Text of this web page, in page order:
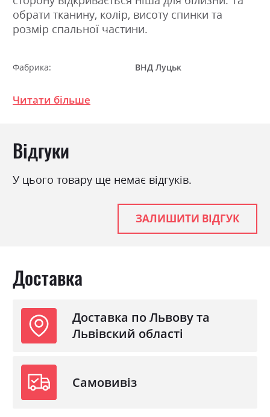
обрати тканину, колір, висоту спинки та
розмір спальної частини.
Фабрика:
ВНД Луцьк
спальне місце
Особливість
Розкладний
Читати більше
Відгуки
У цього товару ще немає відгуків.
ЗАЛИШИТИ ВІДГУК
Доставка
Доставка по Львову та
Львівский області
Самовивіз